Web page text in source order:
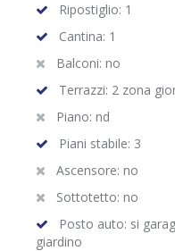
Ripostiglio: 1
Cantina: 1
Balconi: no
Terrazzi: 2 zona
Piano: nd
Piani stabile: 3
Ascensore: no
Sottotetto: no
Posto auto: si
giardino